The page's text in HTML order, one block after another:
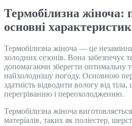
Термобілизна жіноча:
основні
Термобілизна жіноча — це
холодних сезонів. Вона забезпечує
допомагаючи зберегти оптимальну
найхолоднішу погоду. Основною
здатність відводити вологу від тіла,
перегріванню і переохолодженню.
Термобілизна жіноча
матеріалів, таких як поліестер,